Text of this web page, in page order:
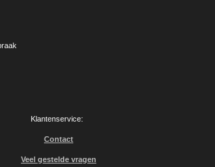
Klantenservice:
Contact
Veel gestelde vragen